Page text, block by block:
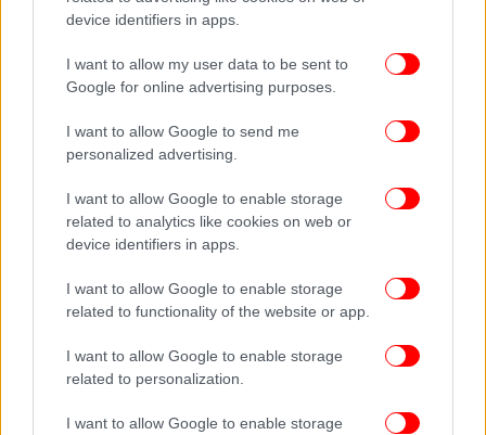
device identifiers in apps.
I want to allow my user data to be sent to
Google for online advertising purposes.
I want to allow Google to send me
personalized advertising.
I want to allow Google to enable storage
related to analytics like cookies on web or
device identifiers in apps.
I want to allow Google to enable storage
related to functionality of the website or app.
I want to allow Google to enable storage
related to personalization.
I want to allow Google to enable storage
ΠΕΡΙΣΣΟΤΕΡΑ ΒΙΝΤΕΟ
Ακολουθήστε το στο Google News